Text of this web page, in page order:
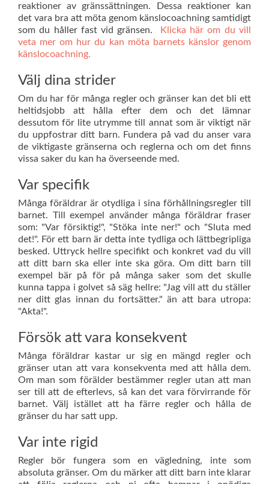
reaktioner av gränssättningen. Dessa reaktioner kan
det vara bra att möta genom känslocoachning samtidigt
som du håller fast vid gränsen. Klicka här om du vill
veta mer om hur du kan möta barnets känslor genom
känslocoachning.
Välj dina strider
Om du har för många regler och gränser kan det bli ett
heltidsjobb att hålla efter dem och det lämnar
dessutom för lite utrymme till annat som är viktigt när
du uppfostrar ditt barn. Fundera på vad du anser vara
de viktigaste gränserna och reglerna och om det finns
vissa saker du kan ha överseende med.
Var specifik
Många föräldrar är otydliga i sina förhållningsregler till
barnet. Till exempel använder många föräldrar fraser
som: "Var försiktig!", "Stöka inte ner!" och "Sluta med
det!". För ett barn är detta inte tydliga och lättbegripliga
besked. Uttryck hellre specifikt och konkret vad du vill
att ditt barn ska eller inte ska göra. Om ditt barn till
exempel bär på för på många saker som det skulle
kunna tappa i golvet så säg hellre: "Jag vill att du ställer
ner ditt glas innan du fortsätter." än att bara utropa:
"Akta!".
Försök att vara konsekvent
Många föräldrar kastar ur sig en mängd regler och
gränser utan att vara konsekventa med att hålla dem.
Om man som förälder bestämmer regler utan att man
ser till att de efterlevs, så kan det vara förvirrande för
barnet. Välj istället att ha färre regler och hålla de
gränser du har satt upp.
Var inte rigid
Regler bör fungera som en vägledning, inte som
absoluta gränser. Om du märker att ditt barn inte klarar